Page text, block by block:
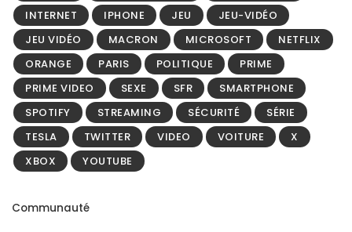
INTERNET
IPHONE JEU
JEU-VIDÉO
JEU VIDÉO
MACRON MICROSOFT
NETFLIX
ORANGE
PARIS POLITIQUE
PRIME
PRIME VIDEO
SEXE SFR
SMARTPHONE
SPOTIFY
STREAMING SÉCURITÉ
SÉRIE
TESLA
TWITTER VIDEO VOITURE
X
XBOX
YOUTUBE
Communauté